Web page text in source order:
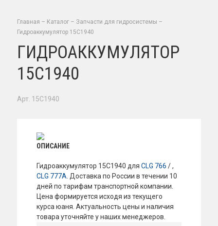
Главная – Каталог – Запчасти для гидросистемы –
Гидроаккумулятор 15C1940
ГИДРОАККУМУЛЯТОР
15C1940
Арт. 15C1940
ОПИСАНИЕ
Гидроаккумулятор 15C1940 для CLG 766 / ,
CLG 777A . Доставка по России в течении 10
дней по тарифам транспортной компании.
Цена формируется исходя из текущего
курса юаня. Актуальность цены и наличия
товара уточняйте у наших менеджеров.